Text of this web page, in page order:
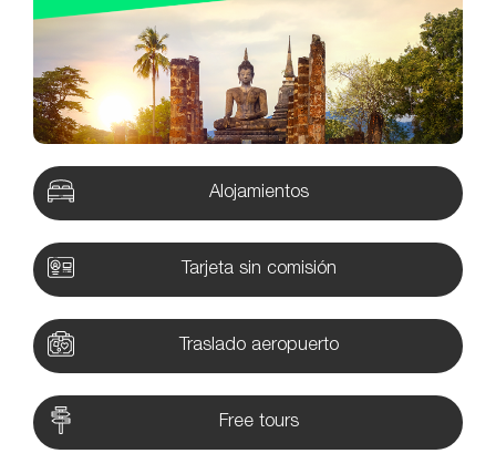
Alojamientos
Tarjeta sin comisión
Traslado aeropuerto
Free tours